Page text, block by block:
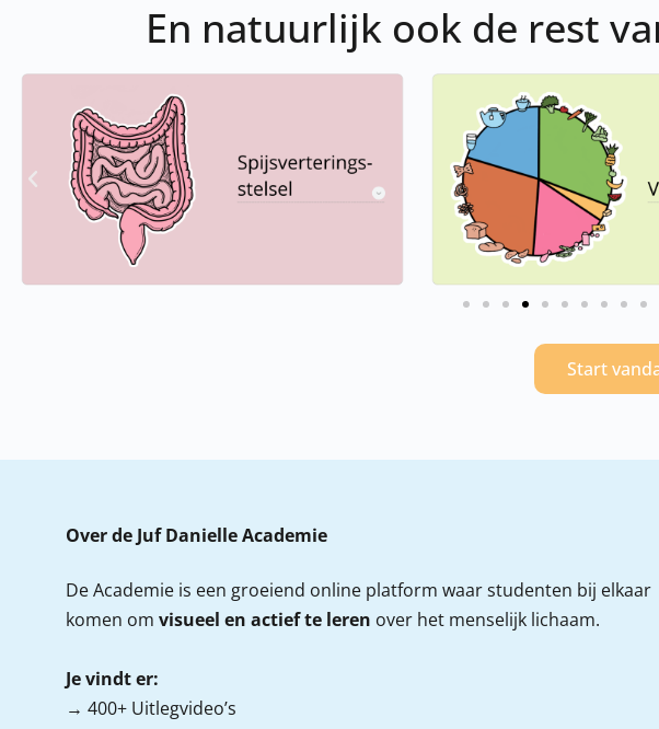
En natuurlijk ook de rest
Start
Over de Juf Danielle Academie
De Academie is een groeiend online platform waar studenten bij elkaar
komen om visueel en actief te leren over het menselijk lichaam.
Je vindt er:
→ 400+ Uitlegvideo’s